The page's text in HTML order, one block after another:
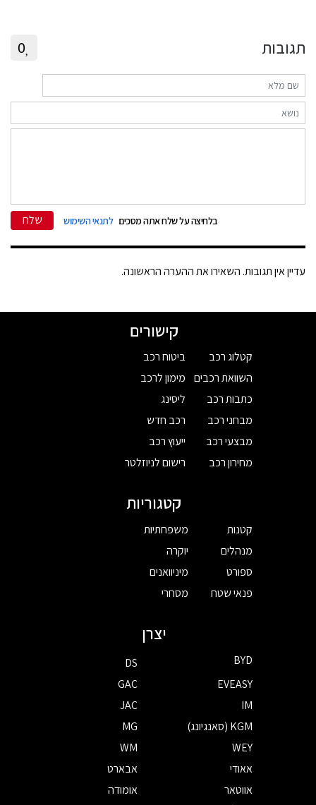
תגובות 0
בלחיצה על שלח אתה מסכים לתנאי השימוש שלח
עדיין אין תגובות. השאירו את ההערה הראשונה.
קישורים
קטלוג רכב
השוואת רכבים
כתבות רכב
מבחני רכב
מבצעי רכב
מחירון רכב
ביטוח רכב
מימון לרכב
ליסינג
רכב חדש
ייעוץ רכב
רישום לניוזלטר
קטגוריות
קטנות
מנהלים
ספורט
פנאי שטח
משפחתיות
יוקרה
מיניוואנים
מסחרי
יצרן
BYD
DS
EVEASY
GAC
IM
JAC
KGM (סאנגיונג)
MG
WEY
WM
אאודי
אבארט
אווטאר
אומודה